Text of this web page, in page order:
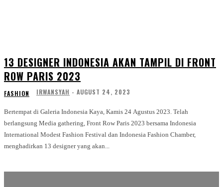
13 DESIGNER INDONESIA AKAN TAMPIL DI FRONT
ROW PARIS 2023
FASHION IRWANSYAH - AUGUST 24, 2023
Bertempat di Galeria Indonesia Kaya, Kamis 24 Agustus 2023. Telah
berlangsung Media gathering, Front Row Paris 2023 bersama Indonesia
International Modest Fashion Festival dan Indonesia Fashion Chamber,
menghadirkan 13 designer yang akan...